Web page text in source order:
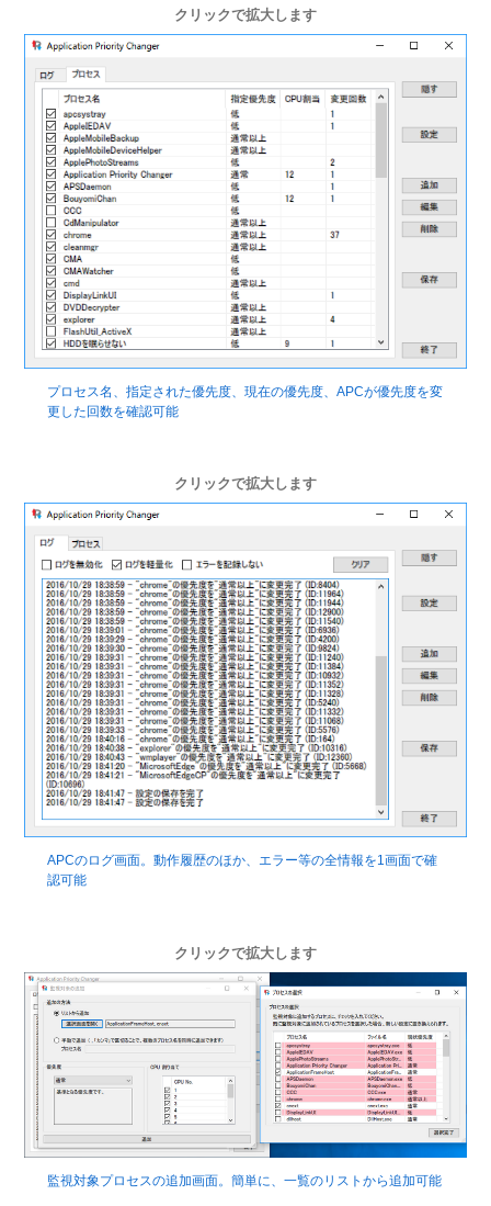
クリックで拡大します
プロセス名、指定された優先度、現在の優先度、APCが優先度を変
更した回数を確認可能
クリックで拡大します
APCのログ画面。動作履歴のほか、エラー等の全情報を1画面で確
認可能
クリックで拡大します
監視対象プロセスの追加画面。簡単に、一覧のリストから追加可能